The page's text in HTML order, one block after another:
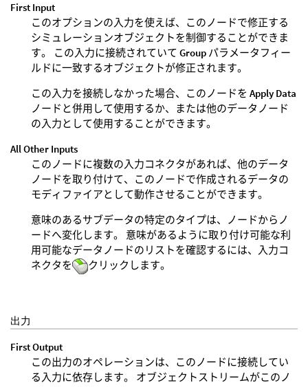
First Input
このオプションの入力を使えば、このノードで修正する
シミュレーションオブジェクトを制御することができま
す。 この入力に接続されていて Group パラメータフィー
ルドに一致するオブジェクトが修正されます。
この入力を接続しなかった場合、このノードを Apply Data
ノードと併用して使用するか、または他のデータノード
の入力として使用することができます。
All Other Inputs
このノードに複数の入力コネクタがあれば、他のデータ
ノードを取り付けて、このノードで作成されるデータの
モディファイアとして動作させることができます。
意味のあるサブデータの特定のタイプは、ノードからノ
ードへ変化します。 意味があるように取り付け可能な利
用可能なデータノードのリストを確認するには、入力コ
ネクタを
クリックします。
出力
First Output
この出力のオペレーションは、このノードに接続してい
る入力に依存します。 オブジェクトストリームがこのノ